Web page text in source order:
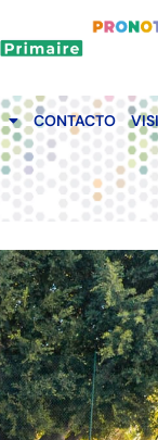
CONTACTO